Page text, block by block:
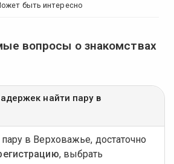
быть интересно
вопросы о знакомствах
найти пару в
в Верховажье, достаточно
, выбрать